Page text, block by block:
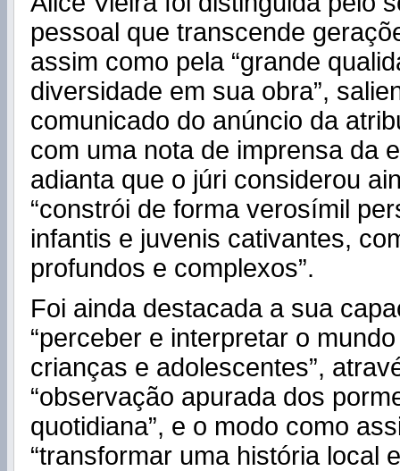
pessoal que transcende
assim como pela “grande
diversidade em sua obra”,
comunicado do anúncio da
com uma nota de imprensa da
adianta que o júri considerou
“constrói de forma verosímil
infantis e juvenis cativantes,
profundos e complexos”.
Foi ainda destacada a sua
“perceber e interpretar o
crianças e adolescentes”,
“observação apurada dos
quotidiana”, e o modo como
“transformar uma história local